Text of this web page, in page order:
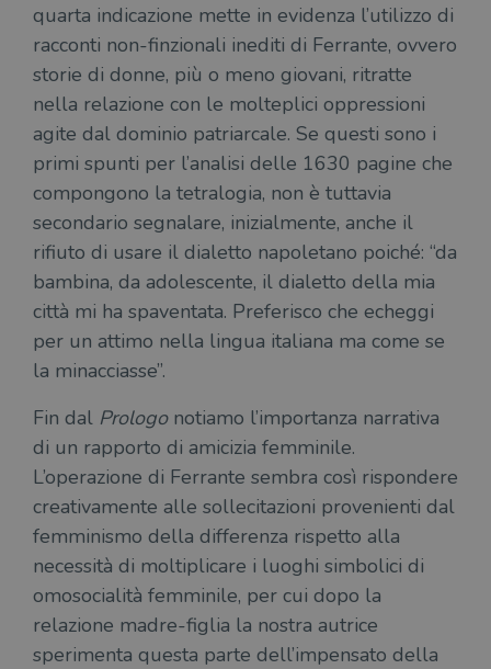
quarta indicazione mette in evidenza l’utilizzo di
racconti non-finzionali inediti di Ferrante, ovvero
storie di donne, più o meno giovani, ritratte
nella relazione con le molteplici oppressioni
agite dal dominio patriarcale. Se questi sono i
primi spunti per l’analisi delle 1630 pagine che
compongono la tetralogia, non è tuttavia
secondario segnalare, inizialmente, anche il
rifiuto di usare il dialetto napoletano poiché: “da
bambina, da adolescente, il dialetto della mia
città mi ha spaventata. Preferisco che echeggi
per un attimo nella lingua italiana ma come se
la minacciasse”.
Fin dal Prologonotiamo l’importanza narrativa
di un rapporto di amicizia femminile.
L’operazione di Ferrante sembra così rispondere
creativamente alle sollecitazioni provenienti dal
femminismo della differenza rispetto alla
necessità di moltiplicare i luoghi simbolici di
omosocialità femminile, per cui dopo la
relazione madre-figlia la nostra autrice
sperimenta questa parte dell’impensato della